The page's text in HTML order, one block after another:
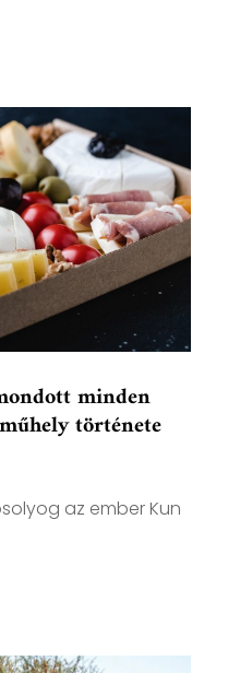
minden
története
az ember Kun